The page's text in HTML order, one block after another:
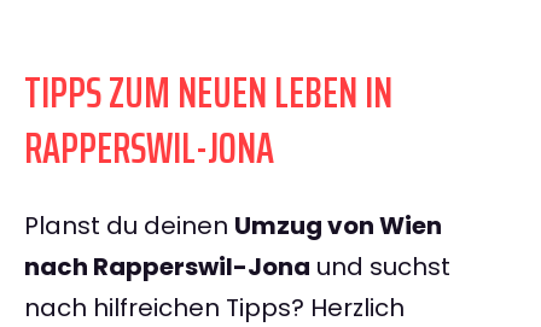
TIPPS ZUM NEUEN LEBEN IN
RAPPERSWIL-JONA
Planst du deinen Umzug von Wien
nach Rapperswil-Jona und suchst
nach hilfreichen Tipps? Herzlich